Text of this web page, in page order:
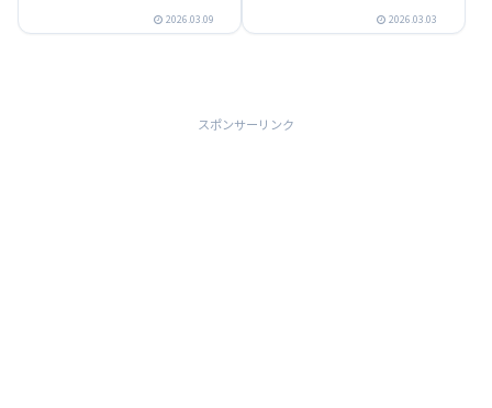
2026.03.09 2026.03.03
スポンサーリンク